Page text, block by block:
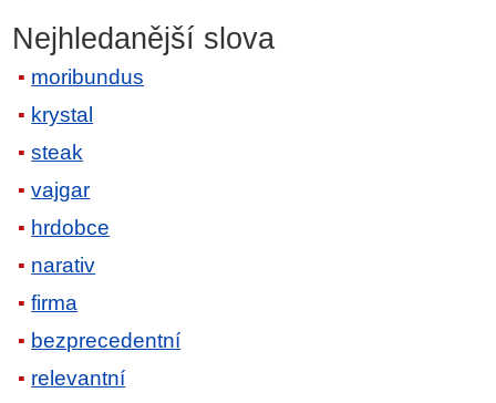
Nejhledanější slova
moribundus
krystal
steak
vajgar
hrdobce
narativ
firma
bezprecedentní
relevantní